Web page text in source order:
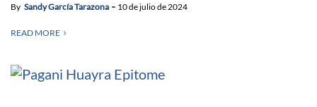
By Sandy García Tarazona 10 de julio de 2024
READ MORE